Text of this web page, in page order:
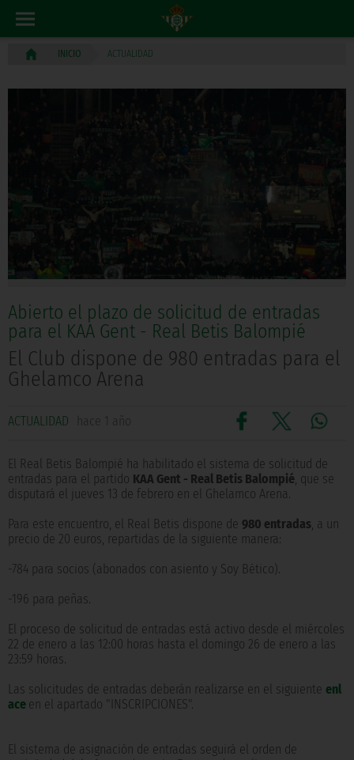
INICIO ACTUALIDAD
Abierto el plazo de solicitud de entradas
para el KAA Gent - Real Betis Balompié
El Club dispone de 980 entradas para el
Ghelamco Arena
ACTUALIDAD hace 1 año
El Real Betis Balompié ha habilitado el sistema de solicitud de
entradas para el partido KAA Gent - Real Betis Balompié, que se
disputará el jueves 13 de febrero en el Ghelamco Arena.
Para este encuentro, el Real Betis dispone de 980 entradas, a un
precio de 20 euros, repartidas de la siguiente manera:
-784 para socios (abonados con asiento y Soy Bético).
-196 para peñas.
El proceso de solicitud de entradas está activo desde el miércoles
22 de enero a las 12:00 horas hasta el domingo 26 de enero a las
23:59 horas.
Las solicitudes de entradas deberán realizarse en el siguiente enl
ace en el apartado "INSCRIPCIONES".
El sistema de asignación de entradas seguirá el orden de